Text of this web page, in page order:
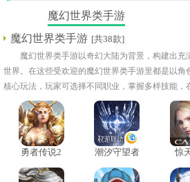
魔幻世界类手游
魔幻世界类手游 [共38款]
魔幻世界类手游以奇幻大陆为背景，构建出充
世界。在这些受欢迎的魔幻世界类手游里都是以角
核心玩法，玩家可选择不同职业，掌握多样技能，
游戏里有着丰富的副本、任务与活动，冒险过程层
作等元素。玩家能通过不断历练与强化，逐步揭开
勇者传说2
潮汐守望者
惊